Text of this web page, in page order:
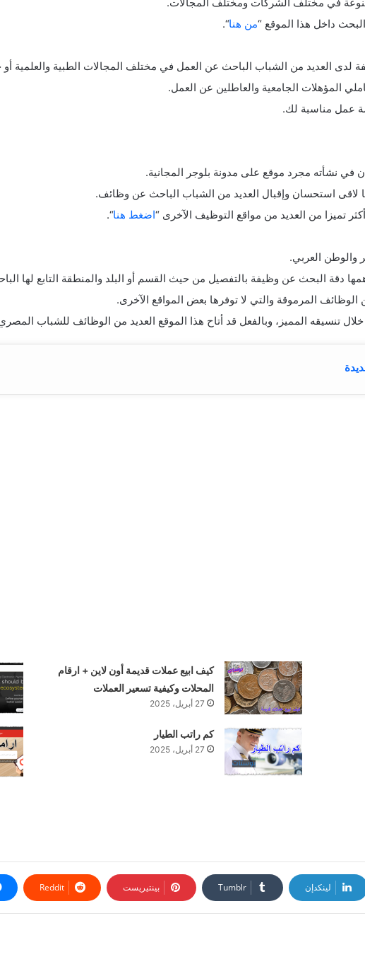
داخل هذا الموقع “من هنا“.
لدى العديد من الشباب الباحث عن العمل في مختلف المجالات الطبية والعلمية
المؤهلات الجامعية والعاطلين عن العمل.
عمل مناسبة لك.
تميزا من العديد من مواقع التوظيف الآخرى “اضغط هنا“.
العربي.
دقة البحث عن وظيفة بالتفصيل من حيث القسم أو البلد والمنطقة التابع لها
الوظائف المرموقة والتي لا توفرها بعض المواقع الآخرى.
تنسيقه المميز، وبالفعل قد أتاح هذا الموقع العديد من الوظائف للشباب
كيف ابيع عملات قديمة أون لاين + ارقام
المحلات وكيفية تسعير العملات
27 أبريل، 2025
كم راتب الطيار
27 أبريل، 2025
لينكدإن بينتيريست